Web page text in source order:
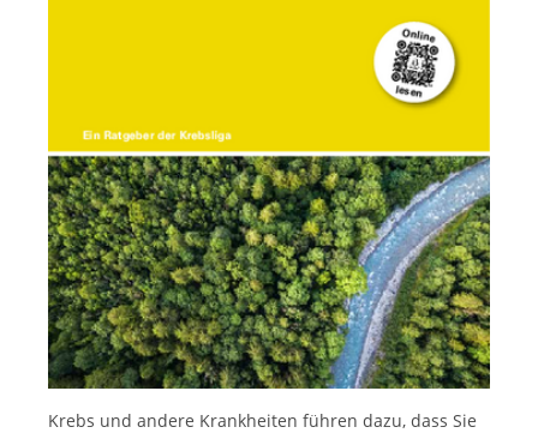
Krebs und andere Krankheiten führen dazu, dass Sie